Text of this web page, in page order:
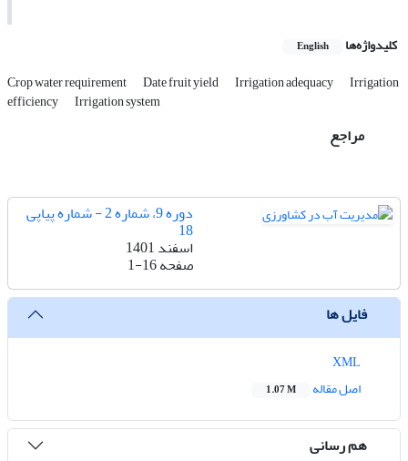
کلیدواژه‌ها English
Crop water requirement Date fruit yield Irrigation adequacy Irrigation
efficiency Irrigation system
مراجع
دوره 9، شماره 2 - شماره پیاپی
18
اسفند 1401
صفحه1-16
فایل ها
اصل مقاله
1.07 M
هم رسانی